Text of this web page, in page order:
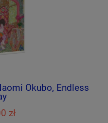
Okubo, Endless
zł